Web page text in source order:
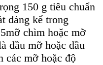
150 g tiêu chuẩn
đáng kể trong
chìm hoặc mỡ
dầu mỡ hoặc dầu
các mỡ hoặc độ